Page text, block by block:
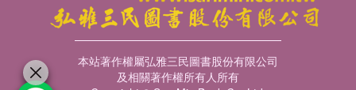
本站著作權屬弘雅三民圖書股份有限公司
及相關著作權所有人所有